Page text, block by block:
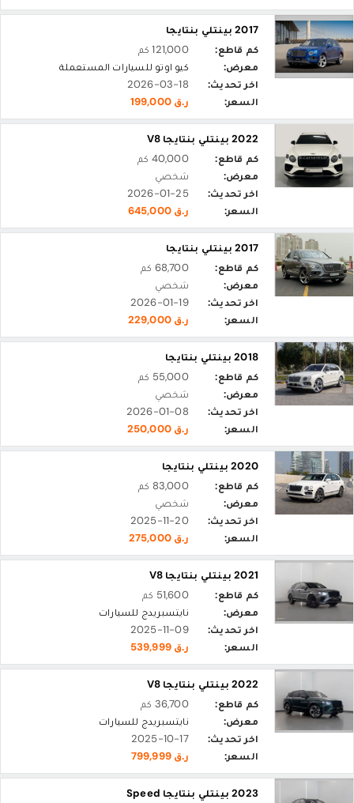
2017 بينتلي بنتايجا
كم قاطع:
121,000 كم
معرض:
كيو اوتو للسيارات المستعملة
اخر تحديث:
2026-03-18
السعر:
ر.ق 199,000
2022 بينتلي بنتايجا V8
كم قاطع:
40,000 كم
معرض:
شخصي
اخر تحديث:
2026-01-25
السعر:
ر.ق 645,000
2017 بينتلي بنتايجا
كم قاطع:
68,700 كم
معرض:
شخصي
اخر تحديث:
2026-01-19
السعر:
ر.ق 229,000
2018 بينتلي بنتايجا
كم قاطع:
55,000 كم
معرض:
شخصي
اخر تحديث:
2026-01-08
السعر:
ر.ق 250,000
2020 بينتلي بنتايجا
كم قاطع:
83,000 كم
معرض:
شخصي
اخر تحديث:
2025-11-20
السعر:
ر.ق 275,000
2021 بينتلي بنتايجا V8
كم قاطع:
51,600 كم
معرض:
نايتسبريدج للسيارات
اخر تحديث:
2025-11-09
السعر:
ر.ق 539,999
2022 بينتلي بنتايجا V8
كم قاطع:
36,700 كم
معرض:
نايتسبريدج للسيارات
اخر تحديث:
2025-10-17
السعر:
ر.ق 799,999
2023 بينتلي بنتايجا Speed